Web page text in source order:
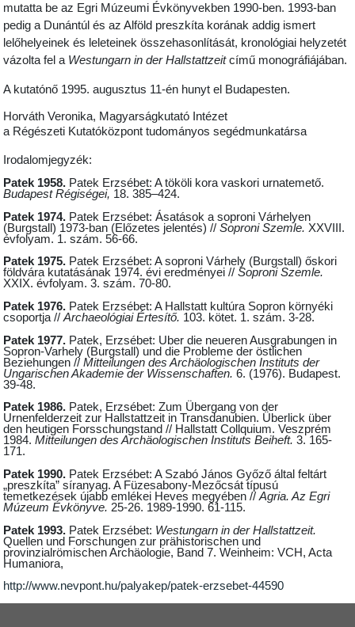
mutatta be az Egri Múzeumi Évkönyvekben 1990-ben. 1993-ban
pedig a Dunántúl és az Alföld preszkíta korának addig ismert
lelőhelyeinek és leleteinek összehasonlítását, kronológiai helyzetét
vázolta fel a Westungarn in der Hallstattzeitcímű monográfiájában.
A kutatónő 1995. augusztus 11-én hunyt el Budapesten.
Horváth Veronika, Magyarságkutató Intézet
a Régészeti Kutatóközpont tudományos segédmunkatársa
Irodalomjegyzék:
Patek 1958. Patek Erzsébet: A tököli kora vaskori urnatemető.
Budapest Régiségei, 18. 385–424.
Patek 1974. Patek Erzsébet: Ásatások a soproni Várhelyen
(Burgstall) 1973-ban (Előzetes jelentés) //Soproni Szemle. XXVIII.
évfolyam. 1. szám. 56-66.
Patek 1975. Patek Erzsébet: A soproni Várhely (Burgstall) őskori
földvára kutatásának 1974. évi eredményei //Soproni Szemle.
XXIX. évfolyam. 3. szám. 70-80.
Patek 1976. Patek Erzsébet: A Hallstatt kultúra Sopron környéki
csoportja //Archaeológiai Értesítő. 103. kötet. 1. szám. 3-28.
Patek 1977. Patek, Erzsébet: Uber die neueren Ausgrabungen in
Sopron-Varhely (Burgstall) und die Probleme der östlichen
Beziehungen //Mitteilungen des Archäologischen Instituts der
Ungarischen Akademie der Wissenschaften. 6. (1976). Budapest.
39-48.
Patek 1986. Patek, Erzsébet: Zum Übergang von der
Urnenfelderzeit zur Hallstattzeit in Transdanubien. Überlick über
den heutigen Forsschungstand // Hallstatt Collquium. Veszprém
1984.Mitteilungen des Archäologischen Instituts Beiheft.3. 165-
171.
Patek 1990. Patek Erzsébet: A Szabó János Győző által feltárt
„preszkíta” síranyag. A Füzesabony-Mezőcsát típusú
temetkezések újabb emlékei Heves megyében //Agria. Az Egri
Múzeum Évkönyve. 25-26. 1989-1990. 61-115.
Patek 1993. Patek Erzsébet: Westungarn in der Hallstattzeit.
Quellen und Forschungen zur prähistorischen und
provinzialrömischen Archäologie, Band 7. Weinheim: VCH, Acta
Humaniora,
http://www.nevpont.hu/palyakep/patek-erzsebet-44590